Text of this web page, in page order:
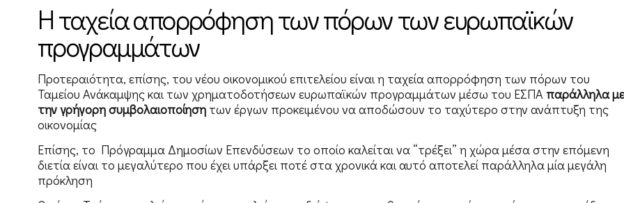
Η ταχεία απορρόφηση των πόρων των ευρωπαϊκών
προγραμμάτων
Προτεραιότητα, επίσης, του νέου οικονομικού επιτελείου είναι η ταχεία απορρόφηση των πόρων του
Ταμείου Ανάκαμψης και των χρηματοδοτήσεων ευρωπαϊκών προγραμμάτων μέσω του ΕΣΠΑ παράλληλα με
την γρήγορη συμβολαιοποίησητων έργων προκειμένου να αποδώσουν το ταχύτερο στην ανάπτυξη της
οικονομίας
Επίσης, το Πρόγραμμα Δημοσίων Επενδύσεων το οποίο καλείται να “τρέξει” η χώρα μέσα στην επόμενη
διετία είναι το μεγαλύτερο που έχει υπάρξει ποτέ στα χρονικά και αυτό αποτελεί παράλληλα μία μεγάλη
πρόκληση